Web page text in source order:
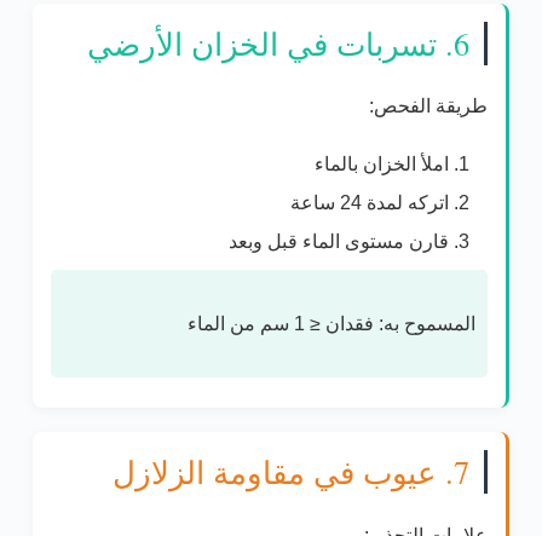
6. تسربات في الخزان الأرضي
طريقة الفحص:
املأ الخزان بالماء
اتركه لمدة 24 ساعة
قارن مستوى الماء قبل وبعد
المسموح به: فقدان ≤ 1 سم من الماء
7. عيوب في مقاومة الزلازل